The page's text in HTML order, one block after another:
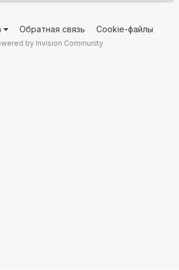
Обратная связь Cookie-файлы
by Invision Community